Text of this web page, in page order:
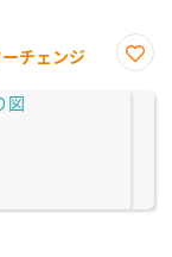
チェンジ
に入